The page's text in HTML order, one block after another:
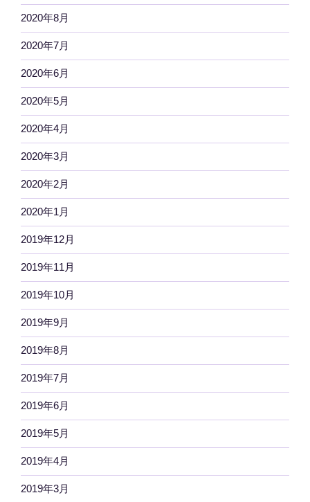
2020年8月
2020年7月
2020年6月
2020年5月
2020年4月
2020年3月
2020年2月
2020年1月
2019年12月
2019年11月
2019年10月
2019年9月
2019年8月
2019年7月
2019年6月
2019年5月
2019年4月
2019年3月